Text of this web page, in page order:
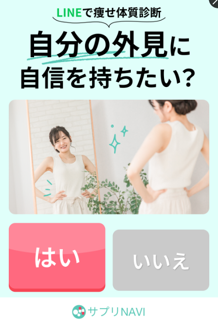
公式サイト、Amazon、楽天の販売価格を以下の表で比較しま
した。
媒体
公式サイト
価格（税込） 1,728円 972円
コース 都度購入の場合
購入するなら公式サイトが最もお得！
定期コースについて
購入するなら公式サイトが最もお得！
クラチャイダムゴールド液を購入するなら公式サイトの定期
Amazonの方が1本あたりの価格は安いですが、セール状況や
配送料の有無によって価格が変動してしまいます。